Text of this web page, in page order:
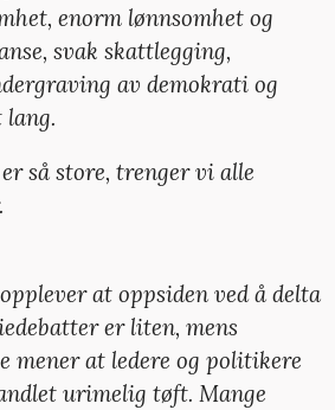
enorm lønnsomhet og
svak skattlegging,
av demokrati og
så store, trenger vi alle
at oppsiden ved å delta
er liten, mens
mener at ledere og politikere
urimelig tøft. Mange